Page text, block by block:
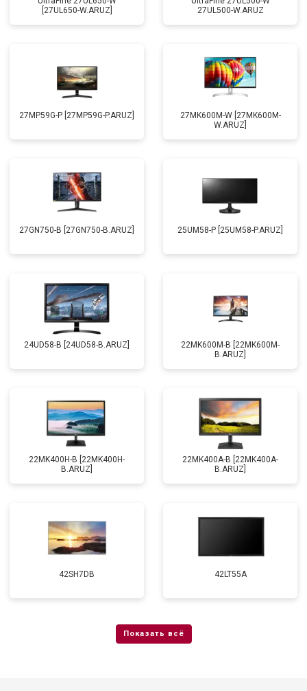
[27UL650-W.ARUZ]
27UL500-W.ARUZ
27MP59G-P [27MP59G-P.ARUZ]
27MK600M-W [27MK600M-
W.ARUZ]
27GN750-B [27GN750-B.ARUZ] 25UM58-P [25UM58-P.ARUZ]
24UD58-B [24UD58-B.ARUZ]
22MK600M-B [22MK600M-
B.ARUZ]
22MK400H-B [22MK400H-
B.ARUZ]
22MK400A-B [22MK400A-
B.ARUZ]
42SH7DB 42LT55A